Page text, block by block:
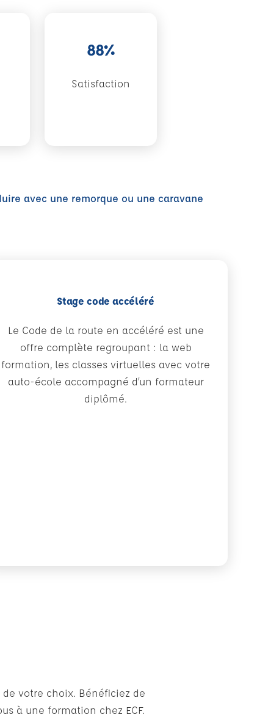
88%
Satisfaction
avec une remorque ou une caravane
Stage code accéléré
Le Code de la route en accéléré est une
offre complète regroupant : la web
formation, les classes virtuelles avec votre
auto-école accompagné d’un formateur
diplômé.
votre choix. Bénéficiez de
à une formation chez ECF.